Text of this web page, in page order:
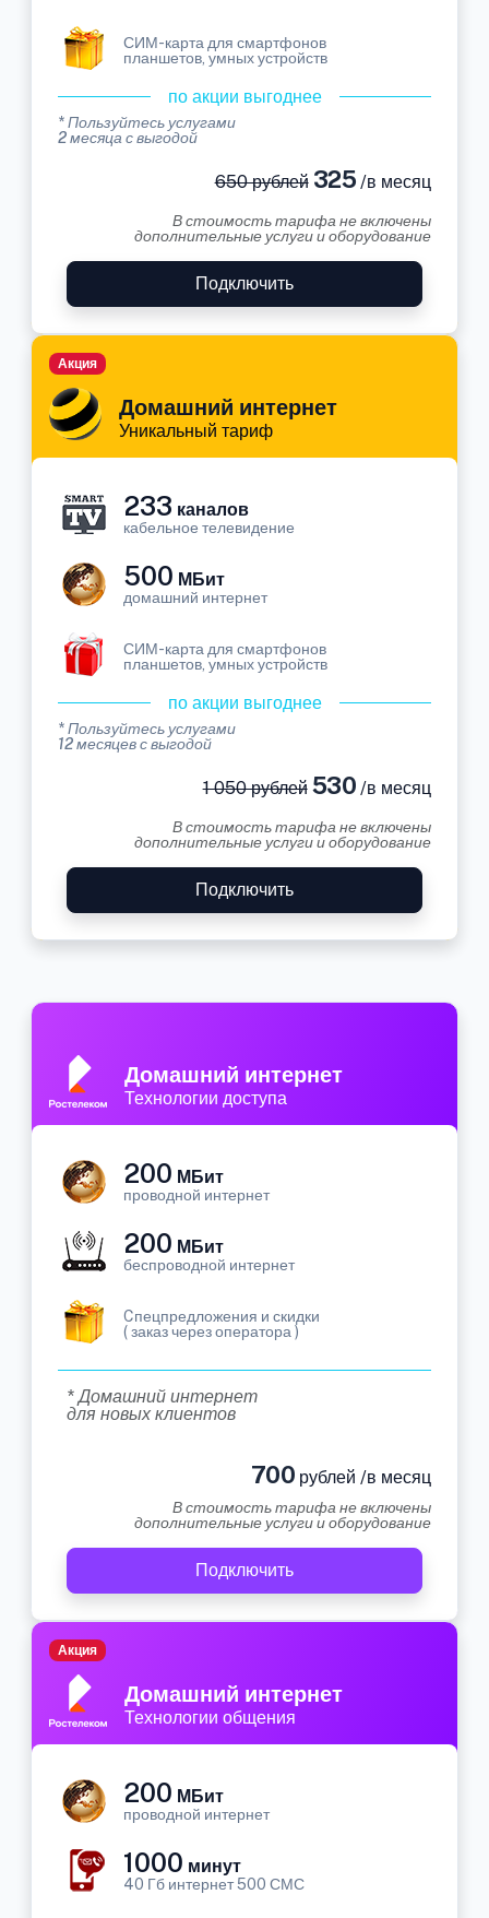
СИМ-карта для смартфонов
планшетов, умных устройств
по акции выгоднее
* Пользуйтесь услугами
2 месяца с выгодой
650 рублей325 /в месяц
В стоимость тарифа не включены
дополнительные услуги и оборудование
Подключить
Домашний интернет
Уникальный тариф
Акция
233 каналов
кабельное телевидение
500 МБит
домашний интернет
СИМ-карта для смартфонов
планшетов, умных устройств
по акции выгоднее
* Пользуйтесь услугами
12 месяцев с выгодой
1 050 рублей530 /в месяц
В стоимость тарифа не включены
дополнительные услуги и оборудование
Подключить
Домашний интернет
Технологии доступа
200 МБит
проводной интернет
200 МБит
беспроводной интернет
Cпецпредложения и скидки
( заказ через оператора )
* Домашний интернет
для новых клиентов
700 рублей /в месяц
В стоимость тарифа не включены
дополнительные услуги и оборудование
Подключить
Домашний интернет
Технологии общения
Акция
200 МБит
проводной интернет
1000 минут
40 Гб интернет 500 СМС